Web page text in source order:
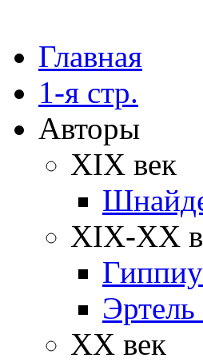
Главная
1-я стр.
Авторы
XIX век
XIX-XX
XX век